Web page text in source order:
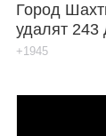
Город
удалят 243
+1945